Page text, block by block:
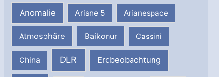
Anomalie Ariane 5 Arianespace
Atmosphäre Baikonur Cassini
China DLR Erdbeobachtung